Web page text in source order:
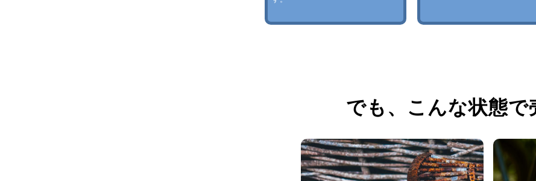
でも、 こんな状態で